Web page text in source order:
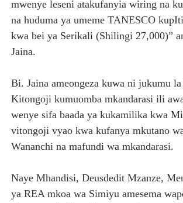
mwenye leseni atakufanyia wiring na
na huduma ya umeme TANESCO
kwa bei ya Serikali (Shilingi 27,000)”
Jaina.
Bi. Jaina ameongeza kuwa ni jukumu
Kitongoji kumuomba mkandarasi ili
wenye sifa baada ya kukamilika kwa
vitongoji vyao kwa kufanya mkutano
Wananchi na mafundi wa mkandarasi.
Naye Mhandisi, Deusdedit Mzanze,
ya REA mkoa wa Simiyu amesema